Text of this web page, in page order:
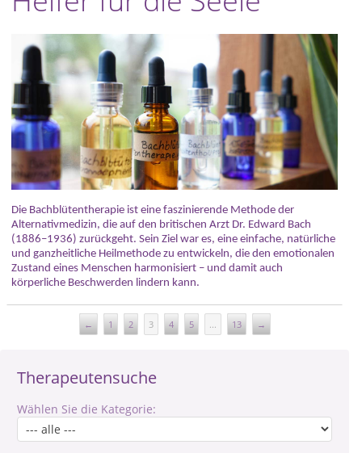
Therapeutensuche
Wählen Sie die Kategorie:
Die Bachblütentherapie ist eine faszinierende Methode der
Alternativmedizin, die auf den britischen Arzt Dr. Edward Bach
(1886–1936) zurückgeht. Sein Ziel war es, eine einfache, natürliche
und ganzheitliche Heilmethode zu entwickeln, die den emotionalen
Zustand eines Menschen harmonisiert – und damit auch
körperliche Beschwerden lindern kann.
← 1 2 3 4 5 ... 13 →